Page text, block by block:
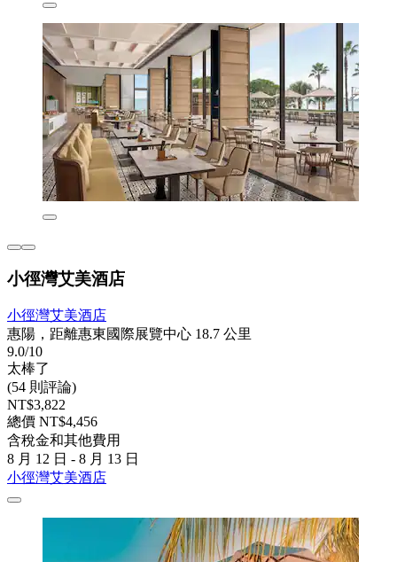
小徑灣艾美酒店
小徑灣艾美酒店
惠陽，距離惠東國際展覽中心 18.7 公里
9.0/10
太棒了
(54 則評論)
NT$3,822
總價 NT$4,456
含稅金和其他費用
8 月 12 日 - 8 月 13 日
小徑灣艾美酒店